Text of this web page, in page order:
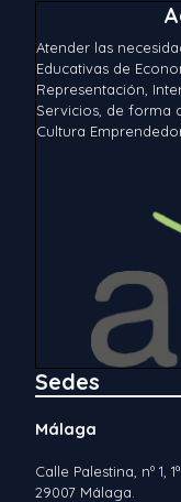
Atender las
Educativas de
Representación,
Servicios, de forma
Cultura
Sedes
Málaga
Calle Palestina, nº 1,
29007 Málaga.